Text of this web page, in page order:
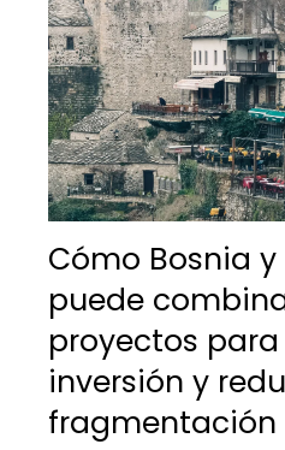
Cómo Bosnia
puede
proyectos
inversión y